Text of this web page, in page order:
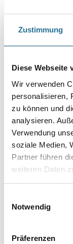
Zustimmung
Diese Webseite
Wir verwenden
personalisieren,
zu können und
analysieren.
Verwendung
soziale Medien,
Partner führen
weiteren Daten
haben oder die
Notwendig
Präferenzen
Gebinde